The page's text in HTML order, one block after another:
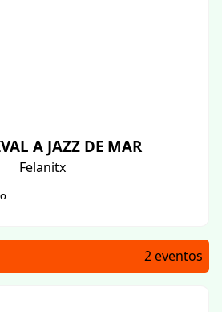
A JAZZ DE MAR
Felanitx
2 eventos